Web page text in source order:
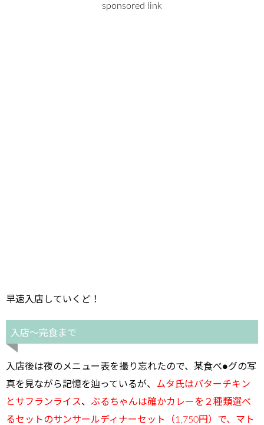
sponsored link
早速入店していくど！
入店～完食まで
入店後は夜のメニュー表を撮り忘れたので、某食べ●グの写
真を見ながら記憶を辿っているが、 ムタ氏はバターチキン
とサフランライス、 ぶるちゃんは確かカレーを２種類選べ
るセットのサンサールディナーセット（1,750円）で、マト